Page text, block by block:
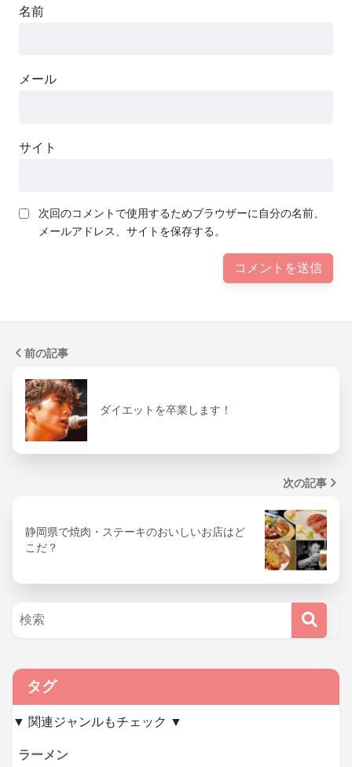
名前
メール
サイト
次回のコメントで使用するためブラウザーに自分の名前、
メールアドレス、サイトを保存する。
前の記事
ダイエットを卒業します！
次の記事
静岡県で焼肉・ステーキのおいしいお店はど
こだ？
タグ
▼ 関連ジャンルもチェック ▼
ラーメン